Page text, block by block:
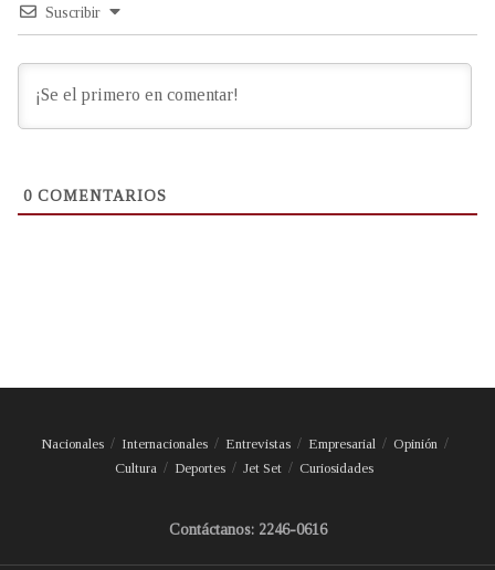
Suscribir
0 COMENTARIOS
Nacionales Internacionales Entrevistas Empresarial
Opinión
Cultura
Deportes Jet Set Curiosidades
Contáctanos: 2246-0616